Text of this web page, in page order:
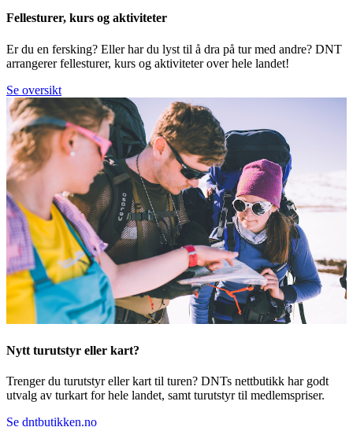
Fellesturer, kurs og aktiviteter
Er du en fersking? Eller har du lyst til å dra på tur med andre? DNT
arrangerer fellesturer, kurs og aktiviteter over hele landet!
Se oversikt
Nytt turutstyr eller kart?
Trenger du turutstyr eller kart til turen? DNTs nettbutikk har godt
utvalg av turkart for hele landet, samt turutstyr til medlemspriser.
Se dntbutikken.no